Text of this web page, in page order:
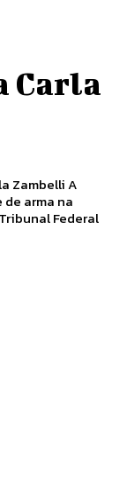
Carla
A
arma na